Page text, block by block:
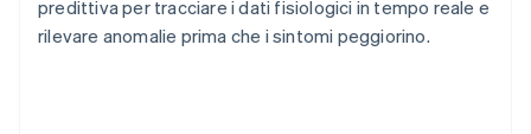
predittiva per tracciare i dati fisiologici in tempo reale e
rilevare anomalie prima che i sintomi peggiorino.